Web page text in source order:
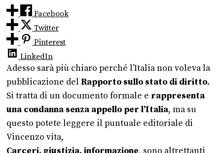
Facebook
Twitter
Pinterest
LinkedIn
Adesso sarà più chiaro perché l’Italia non voleva la
pubblicazione del Rapporto sullo stato di diritto.
Si tratta di un documento formale e rappresenta
una condanna senza appello per l’Italia, ma su
questo potete leggere il puntuale editoriale di
Vincenzo vita,